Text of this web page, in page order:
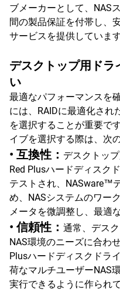
ブメーカーとして、NAS
間の製品保証を付帯し、
サービスを提供しています
デスクトップ用ドラ
い
最適なパフォーマンスを
には、RAIDに最適化され
を選択することが重要で
イブを選択する際は、次
• 互換性： デスクトッ
Red Plusハードディスク
テストされ、NASware™
め、NASシステムのワー
メータを微調整し、最適
• 信頼性： 通常、デス
NAS環境のニーズに合わ
Plusハードディスクドラ
荷なマルチユーザーNAS
実行できるように作られ